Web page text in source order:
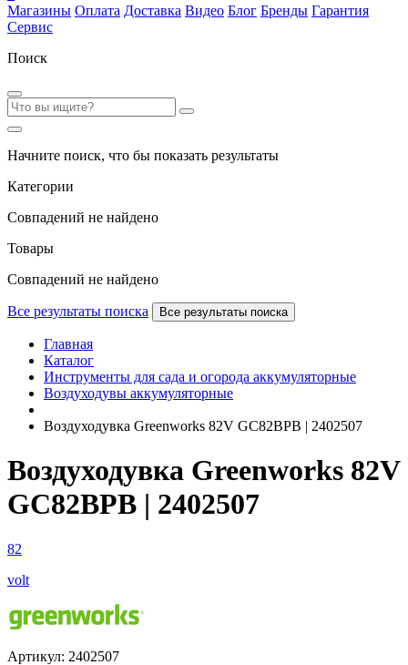
Магазины Оплата Доставка Видео Блог Бренды Гарантия
Сервис
Поиск
Начните поиск, что бы показать результаты
Категории
Совпадений не найдено
Товары
Совпадений не найдено
Все результаты поиска Все результаты поиска
Главная
Каталог
Инструменты для сада и огорода аккумуляторные
Воздуходувы аккумуляторные
Воздуходувка Greenworks 82V GC82BPB | 2402507
Воздуходувка Greenworks 82V
GC82BPB | 2402507
82
volt
Артикул: 2402507